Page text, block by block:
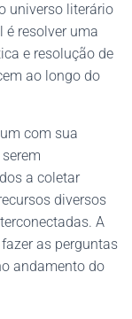
universo literário
é resolver uma
e resolução de
ao longo do
com sua
a coletar
diversos
A
as perguntas
andamento do